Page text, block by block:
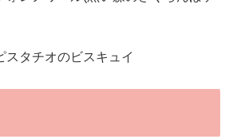
スタチオのビスキュイ